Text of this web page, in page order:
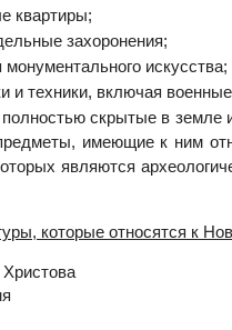
квартиры;
захоронения;
искусства;
и техники, включая
скрытые в
имеющие к ним
являются
которые относятся к